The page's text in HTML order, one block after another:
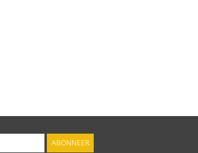
ABONNEER